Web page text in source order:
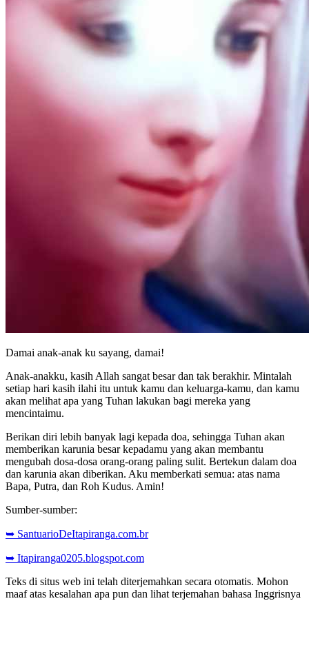
Damai anak-anak ku sayang, damai!
Anak-anakku, kasih Allah sangat besar dan tak berakhir. Mintalah
setiap hari kasih ilahi itu untuk kamu dan keluarga-kamu, dan kamu
akan melihat apa yang Tuhan lakukan bagi mereka yang
mencintaimu.
Berikan diri lebih banyak lagi kepada doa, sehingga Tuhan akan
memberikan karunia besar kepadamu yang akan membantu
mengubah dosa-dosa orang-orang paling sulit. Bertekun dalam doa
dan karunia akan diberikan. Aku memberkati semua: atas nama
Bapa, Putra, dan Roh Kudus. Amin!
Sumber-sumber:
➥ SantuarioDeItapiranga.com.br
➥ Itapiranga0205.blogspot.com
Teks di situs web ini telah diterjemahkan secara otomatis. Mohon
maaf atas kesalahan apa pun dan lihat terjemahan bahasa Inggrisnya